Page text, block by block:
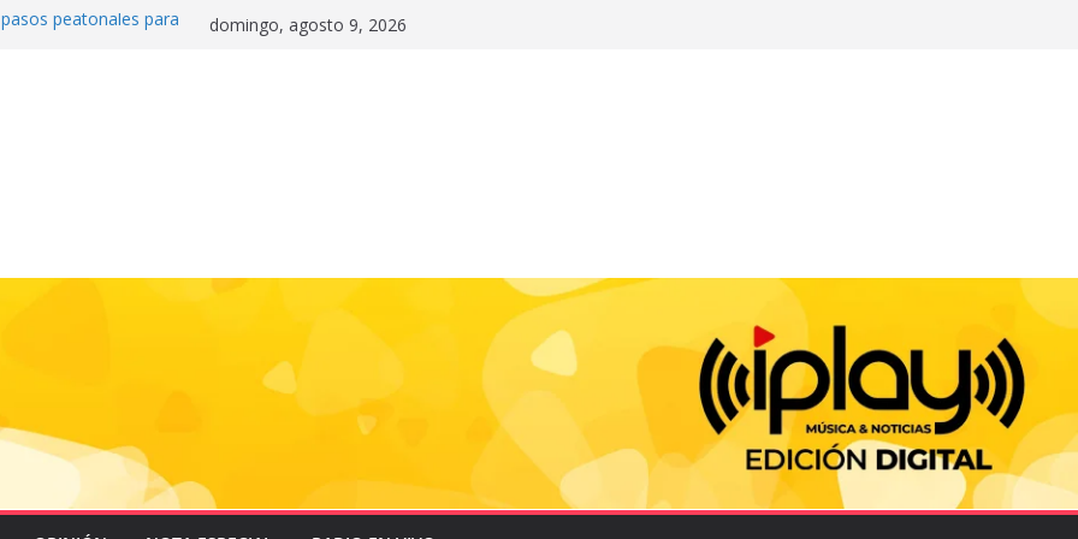
peatonales para
historia en el Draft
la motocicleta a la
2026
e impulsa triunfo de
domingo, agosto 9, 2026